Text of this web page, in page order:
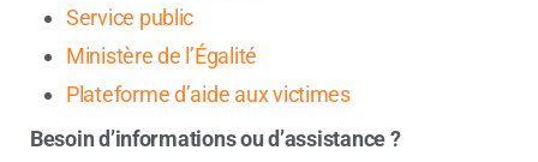
Service public
Ministère de l’Égalité
Plateforme d’aide aux victimes
Besoin d’informations ou d’assistance ?